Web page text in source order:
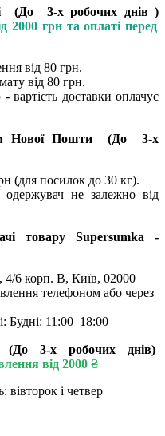
(До 3-х робочих днів )
2000 грн та оплаті перед
від 80 грн.
від 80 грн.
вартість доставки оплачує
Нової Пошти (До3-х
(для посилок до 30 кг).
одержувач не залежно від
товару Supersumka -
4/6 корп. В, Київ, 02000
телефоном або через
Будні: 11:00–18:00
3-х робочих днів)
від 2000 ₴
вівторок і четвер